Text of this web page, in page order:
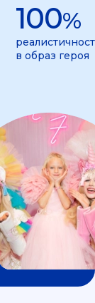
100%
в образ героя